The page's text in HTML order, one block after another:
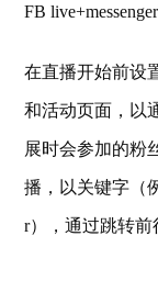
FB
在直播开始前设
和活动页面，以
展时会参加的粉
播，以关键字（
r），通过跳转前